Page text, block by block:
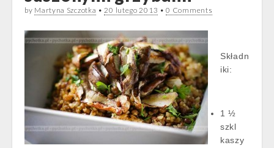
by Martyna Szczotka •20 lutego 2013 •0 Comments
Składn
iki:
1 ½
szkl
kaszy